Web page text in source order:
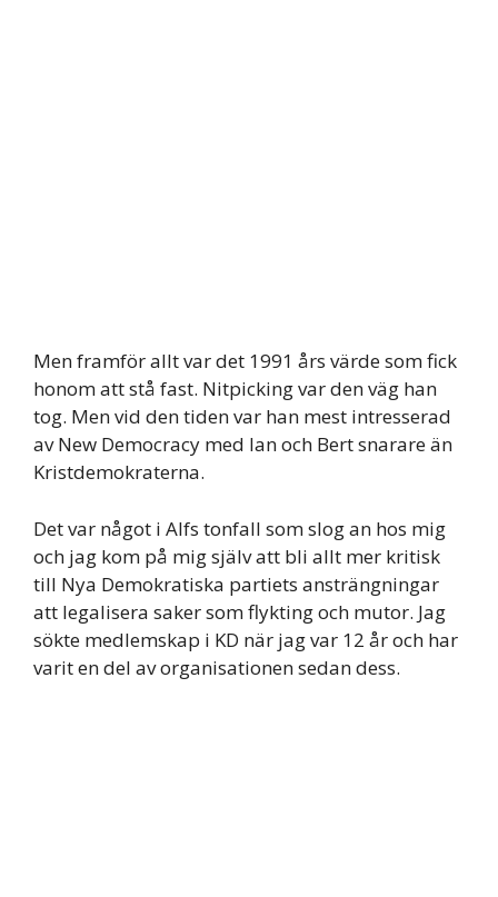
Men framför allt var det 1991 års värde som fick
honom att stå fast. Nitpicking var den väg han
tog. Men vid den tiden var han mest intresserad
av New Democracy med Ian och Bert snarare än
Kristdemokraterna.
Det var något i Alfs tonfall som slog an hos mig
och jag kom på mig själv att bli allt mer kritisk
till Nya Demokratiska partiets ansträngningar
att legalisera saker som flykting och mutor. Jag
sökte medlemskap i KD när jag var 12 år och har
varit en del av organisationen sedan dess.